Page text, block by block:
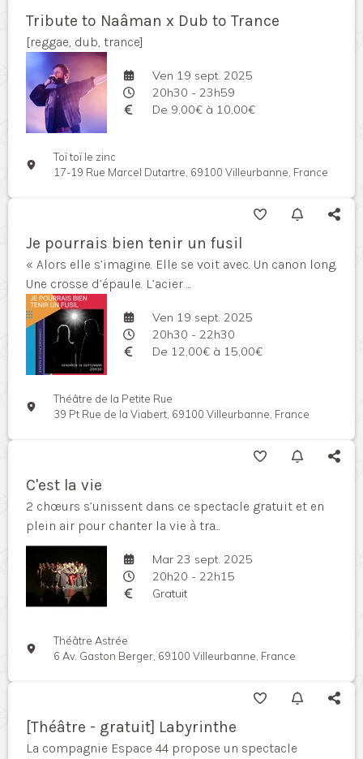
Tribute to Naâman x Dub to Trance
[reggae, dub, trance]
Ven 19 sept. 2025
20h30 - 23h59
De 9,00€ à 10,00€
Toï toï le zinc
17-19 Rue Marcel Dutartre, 69100 Villeurbanne, France
Je pourrais bien tenir un fusil
« Alors elle s’imagine. Elle se voit avec. Un canon long.
Une crosse d’épaule. L’acier ...
Ven 19 sept. 2025
20h30 - 22h30
De 12,00€ à 15,00€
Théâtre de la Petite Rue
39 Pt Rue de la Viabert, 69100 Villeurbanne, France
C'est la vie
2 chœurs s’unissent dans ce spectacle gratuit et en
plein air pour chanter la vie à tra...
Mar 23 sept. 2025
20h20 - 22h15
Gratuit
Théâtre Astrée
6 Av. Gaston Berger, 69100 Villeurbanne, France
[Théâtre - gratuit] Labyrinthe
La compagnie Espace 44 propose un spectacle